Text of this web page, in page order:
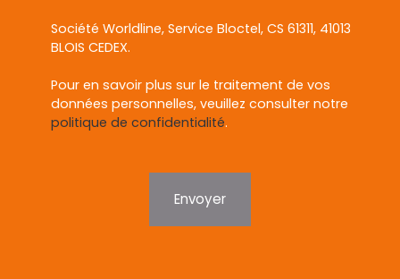
Société Worldline, Service Bloctel, CS 61311, 41013
BLOIS CEDEX.
Pour en savoir plus sur le traitement de vos
données personnelles, veuillez consulter notre
politique de confidentialité.
Envoyer